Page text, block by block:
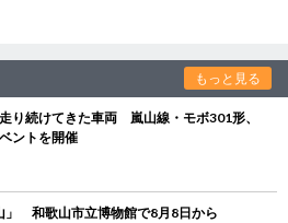
もっと見る
り続けてきた車両 嵐山線・モボ301形、
ントを開催
」 和歌山市立博物館で8月8日から